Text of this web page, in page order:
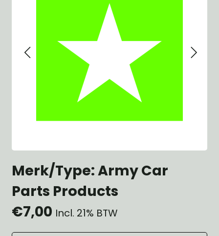
Merk/Type: Army Car
Parts Products
€7,00 Incl. 21% BTW